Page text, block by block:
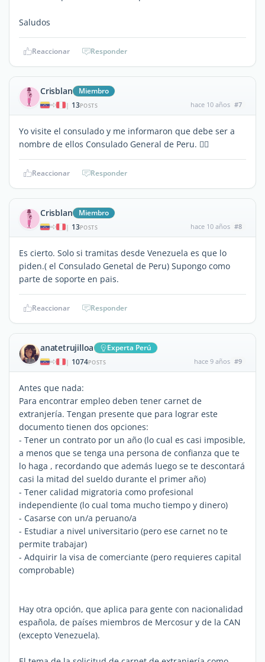
Saludos
Reaccionar Responder
Crisblan Miembro
| 13POSTS hace 10 años #7
Yo visite el consulado y me informaron que debe ser a
nombre de ellos Consulado General de Peru. 👍🏼
Reaccionar Responder
Crisblan Miembro
| 13POSTS hace 10 años #8
Es cierto. Solo si tramitas desde Venezuela es que lo
piden.( el Consulado Genetal de Peru) Supongo como
parte de soporte en pais.
Reaccionar Responder
anatetrujilloa Experta Perú
| 1074POSTS hace 9 años #9
Antes que nada:
Para encontrar empleo deben tener carnet de
extranjería. Tengan presente que para lograr este
documento tienen dos opciones:
- Tener un contrato por un año (lo cual es casi imposible,
a menos que se tenga una persona de confianza que te
lo haga , recordando que además luego se te descontará
casi la mitad del sueldo durante el primer año)
- Tener calidad migratoria como profesional
independiente (lo cual toma mucho tiempo y dinero)
- Casarse con un/a peruano/a
- Estudiar a nivel universitario (pero ese carnet no te
permite trabajar)
- Adquirir la visa de comerciante (pero requieres capital
comprobable)
Hay otra opción, que aplica para gente con nacionalidad
española, de países miembros de Mercosur y de la CAN
(excepto Venezuela).